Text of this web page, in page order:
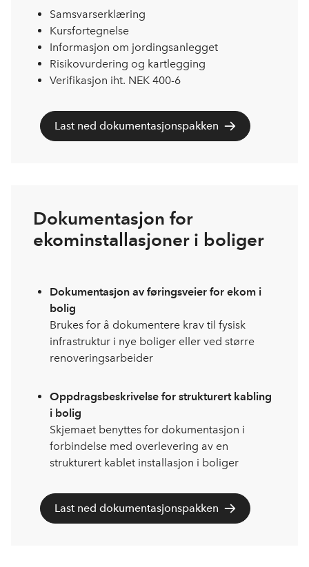
Samsvarserklæring
Kursfortegnelse
Informasjon om jordingsanlegget
Risikovurdering og kartlegging
Verifikasjon iht. NEK 400-6
Last ned dokumentasjonspakken
Dokumentasjon for
ekominstallasjoner i boliger
Dokumentasjon av føringsveier for ekom i
bolig
Brukes for å dokumentere krav til fysisk
infrastruktur i nye boliger eller ved større
renoveringsarbeider
Oppdragsbeskrivelse for strukturert kabling
i bolig
Skjemaet benyttes for dokumentasjon i
forbindelse med overlevering av en
strukturert kablet installasjon i boliger
Last ned dokumentasjonspakken